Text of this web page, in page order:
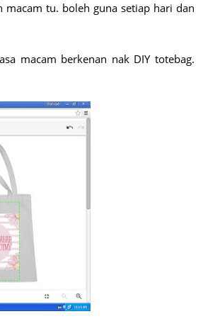
tu. boleh guna setiap hari dan
macam berkenan nak DIY totebag.